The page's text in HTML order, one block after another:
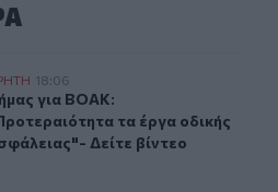
τα έργα οδικής
18:06
για ΒΟΑΚ: "Προτεραιότητα
για ΒΟΑΚ:
τα έργα οδικής
Δείτε βίντεο